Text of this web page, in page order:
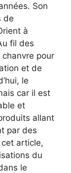
Son
de
à
fil des
pour
et de
le
car il est
et
allant
par des
article,
du
le